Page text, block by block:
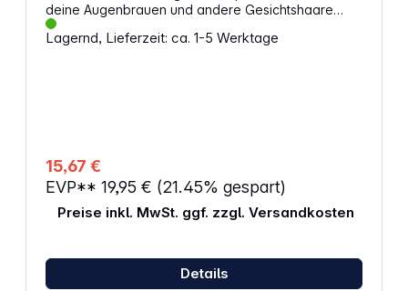
deine Augenbrauen und andere Gesichtshaare
besonders sanft und präzise entfernen. Die große
Zupffläche und die angerauten Spitzen sorgen für
Griff Ergonomische Form für bequeme Handhabung
Hergestellt aus rostfreiem, matt satiniertem
Edelstahl Hypoallergen und hautfreundlich
Lagernd, Lieferzeit: ca. 1-5 Werktage
15,67 €
EVP** 19,95 € (21.45% gespart)
Preise inkl. MwSt. ggf. zzgl. Versandkosten
Details